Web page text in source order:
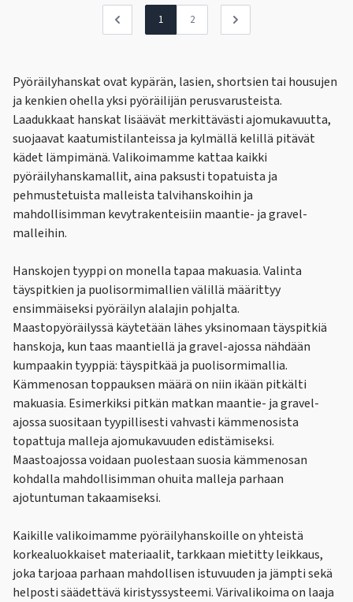
1 2
Pyöräilyhanskat ovat kypärän, lasien, shortsien tai housujen
ja kenkien ohella yksi pyöräilijän perusvarusteista.
Laadukkaat hanskat lisäävät merkittävästi ajomukavuutta,
suojaavat kaatumistilanteissa ja kylmällä kelillä pitävät
kädet lämpimänä. Valikoimamme kattaa kaikki
pyöräilyhanskamallit, aina paksusti topatuista ja
pehmustetuista malleista talvihanskoihin ja
mahdollisimman kevytrakenteisiin maantie- ja gravel-
malleihin.
Hanskojen tyyppi on monella tapaa makuasia. Valinta
täyspitkien ja puolisormimallien välillä määrittyy
ensimmäiseksi pyöräilyn alalajin pohjalta.
Maastopyöräilyssä käytetään lähes yksinomaan täyspitkiä
hanskoja, kun taas maantiellä ja gravel-ajossa nähdään
kumpaakin tyyppiä: täyspitkää ja puolisormimallia.
Kämmenosan toppauksen määrä on niin ikään pitkälti
makuasia. Esimerkiksi pitkän matkan maantie- ja gravel-
ajossa suositaan tyypillisesti vahvasti kämmenosista
topattuja malleja ajomukavuuden edistämiseksi.
Maastoajossa voidaan puolestaan suosia kämmenosan
kohdalla mahdollisimman ohuita malleja parhaan
ajotuntuman takaamiseksi.
Kaikille valikoimamme pyöräilyhanskoille on yhteistä
korkealuokkaiset materiaalit, tarkkaan mietitty leikkaus,
joka tarjoaa parhaan mahdollisen istuvuuden ja jämpti sekä
helposti säädettävä kiristyssysteemi. Värivalikoima on laaja